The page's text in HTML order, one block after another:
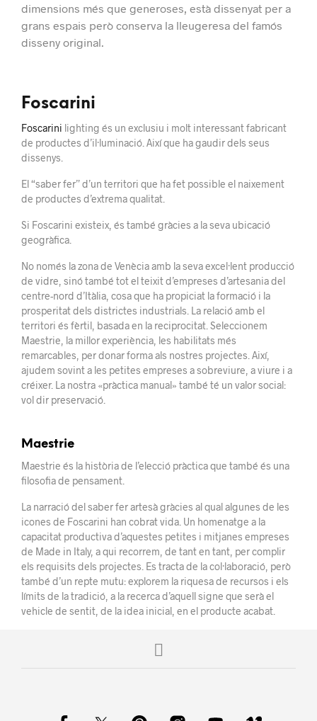
dimensions més que generoses, està dissenyat per a
grans espais però conserva la lleugeresa del famós
disseny original.
Foscarini
Foscarini lighting és un exclusiu i molt interessant fabricant
de productes d’il·luminació. Així que ha gaudir dels seus
dissenys.
El “saber fer” d’un territori que ha fet possible el naixement
de productes d’extrema qualitat.
Si Foscarini existeix, és també gràcies a la seva ubicació
geogràfica.
No només la zona de Venècia amb la seva excel·lent producció
de vidre, sinó també tot el teixit d’empreses d’artesania del
centre-nord d’Itàlia, cosa que ha propiciat la formació i la
prosperitat dels districtes industrials. La relació amb el
territori és fèrtil, basada en la reciprocitat. Seleccionem
Maestrie, la millor experiència, les habilitats més
remarcables, per donar forma als nostres projectes. Així,
ajudem sovint a les petites empreses a sobreviure, a viure i a
créixer. La nostra «pràctica manual» també té un valor social:
vol dir preservació.
Maestrie
Maestrie és la història de l’elecció pràctica que també és una
filosofia de pensament.
La narració del saber fer artesà gràcies al qual algunes de les
icones de Foscarini han cobrat vida. Un homenatge a la
capacitat productiva d’aquestes petites i mitjanes empreses
de Made in Italy, a qui recorrem, de tant en tant, per complir
els requisits dels projectes. Es tracta de la col·laboració, però
també d’un repte mutu: explorem la riquesa de recursos i els
límits de la tradició, a la recerca d’aquell signe que serà el
vehicle de sentit, de la idea inicial, en el producte acabat.